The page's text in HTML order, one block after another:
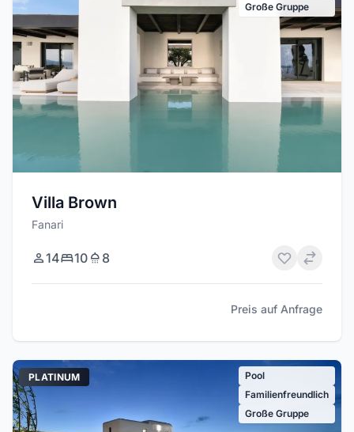
Große Gruppe
Villa Brown
Fanari
14 10 8
Preis auf Anfrage
PLATINUM
Pool
Familienfreundlich
Große Gruppe